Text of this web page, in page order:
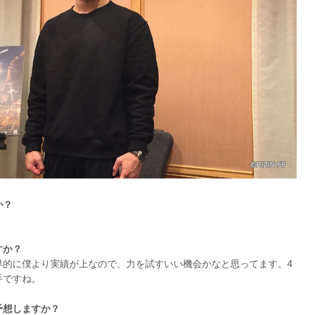
？
に僕より実績が上なので、力を試すいい機会かなと思ってます。4
すね。
しますか？